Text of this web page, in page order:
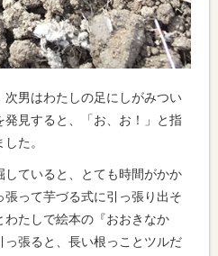
男はわたしの足にしがみつい
見すると、「お、お！」と指
た。
ていると、とても時間がかか
張って芋づる式に引っ張り出そ
わたしで絵本の『おおきなか
張ると、長い根っことツルだ